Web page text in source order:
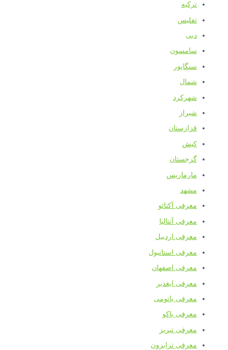
ترکیه
تفلیس
دبی
سامسون
سنگاپور
شمال
شهرکرد
شیراز
قزازستان
کیش
گرجستان
مارماریس
مشهد
معرفی آکتائو
معرفی آنتالیا
معرفی اردبیل
معرفی استانبول
معرفی اصفهان
معرفی ایغدیر
معرفی باتومی
معرفی باکو
معرفی تبریز
معرفی ترابزون